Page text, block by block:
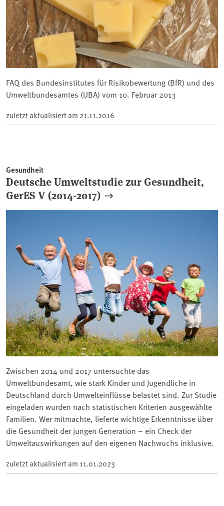
FAQ des Bundesinstitutes für Risikobewertung (BfR) und des
Umweltbundesamtes (UBA) vom 10. Februar 2013
zuletzt aktualisiert am 21.11.2016
Gesundheit
Deutsche Umweltstudie zur Gesundheit,
GerES V (2014-2017)
Zwischen 2014 und 2017 untersuchte das
Umweltbundesamt, wie stark Kinder und Jugendliche in
Deutschland durch Umwelteinflüsse belastet sind. Zur Studie
eingeladen wurden nach statistischen Kriterien ausgewählte
Familien. Wer mitmachte, lieferte wichtige Erkenntnisse über
die Gesundheit der jungen Generation – ein Check der
Umweltauswirkungen auf den eigenen Nachwuchs inklusive.
zuletzt aktualisiert am 11.01.2023